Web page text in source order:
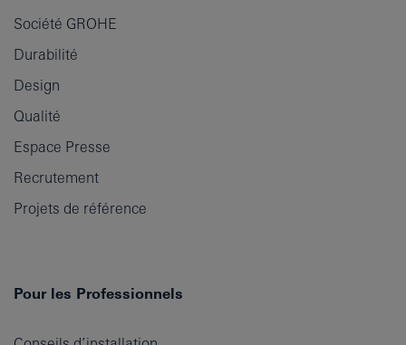
Société GROHE
Durabilité
Design
Qualité
Espace Presse
Recrutement
Projets de référence
Pour les Professionnels